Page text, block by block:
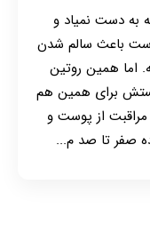
به دست نمیاد و
باعث سالم شدن
اما همین روتین
برای همین هم
از پوست و
صفر تا صد م...